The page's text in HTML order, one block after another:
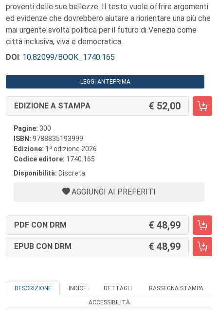
proventi delle sue bellezze. Il testo vuole offrire argomenti
ed evidenze che dovrebbero aiutare a riorientare una più che
mai urgente svolta politica per il futuro di Venezia come
città inclusiva, viva e democratica.
DOI: 10.82099/BOOK_1740.165
LEGGI ANTEPRIMA
EDIZIONE A STAMPA 52,00
Pagine: 300
ISBN: 9788835193999
Edizione: 1 a edizione 2026
Codice editore: 1740.165
Disponibilità: Discreta
AGGIUNGI AI PREFERITI
PDF CON DRM 48,99
EPUB CON DRM 48,99
DESCRIZIONE INDICE DETTAGLI RASSEGNA STAMPA
ACCESSIBILITÀ